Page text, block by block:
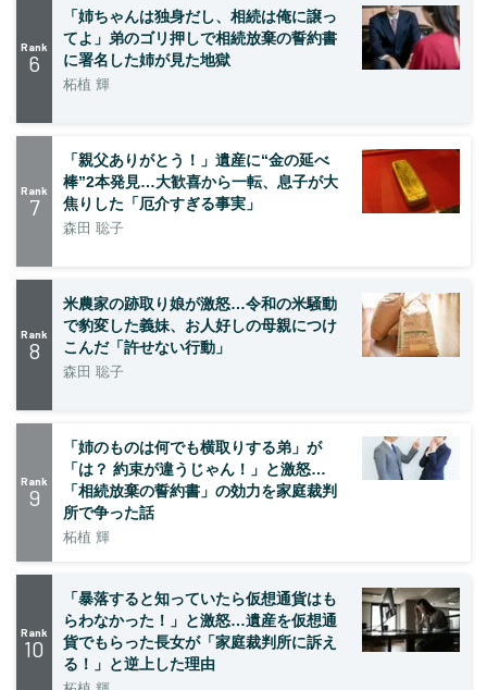
Rank
6
「姉ちゃんは独身だし、相続は俺に譲っ
てよ」弟のゴリ押しで相続放棄の誓約書
に署名した姉が見た地獄
柘植 輝
Rank
7
「親父ありがとう！」遺産に“金の延べ
棒”2本発見…大歓喜から一転、息子が大
焦りした「厄介すぎる事実」
森田 聡子
Rank
8
米農家の跡取り娘が激怒…令和の米騒動
で豹変した義妹、お人好しの母親につけ
こんだ「許せない行動」
森田 聡子
Rank
9
「姉のものは何でも横取りする弟」が
「は？ 約束が違うじゃん！」と激怒…
「相続放棄の誓約書」の効力を家庭裁判
所で争った話
柘植 輝
Rank
10
「暴落すると知っていたら仮想通貨はも
らわなかった！」と激怒…遺産を仮想通
貨でもらった長女が「家庭裁判所に訴え
る！」と逆上した理由